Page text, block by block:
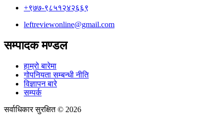
+९७७-९८५१२४२६६९
leftreviewonline@gmail.com
सम्पादक मण्डल
हाम्रो बारेमा
गोपनियता सम्बन्धी नीति
विज्ञापन बारे
सम्पर्क
सर्वाधिकार सुरक्षित © 2026